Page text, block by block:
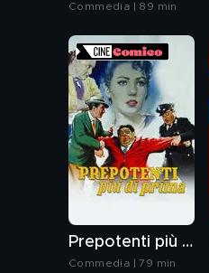
Commedia | 89 min
Prepotenti più di prima
Commedia | 79 min